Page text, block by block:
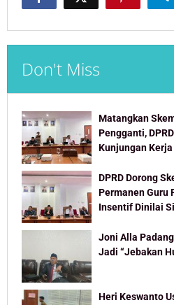
Don't Miss
Matangkan
Pengganti,
Kunjungan
DPRD Dorong
Permanen Guru
Insentif Dinilai
Joni Alla
Jadi “Jebakan
Heri Keswanto